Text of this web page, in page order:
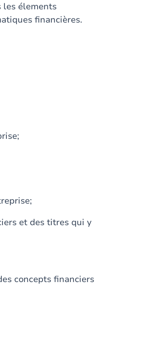
les élements
financières.
et des titres qui y
concepts financiers